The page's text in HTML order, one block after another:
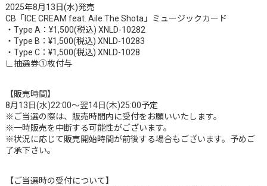
2025年8月13日(水)発売
CB「ICE CREAM feat. Aile The Shota」ミュージックカード
・Type A：¥1,500(税込) XNLD-10282
・Type B：¥1,500(税込) XNLD-10283
・Type C：¥1,500(税込) XNLD-1028
∟抽選券①枚付与
【販売時間】
8月13日(水)22:00～翌14日(木)25:00予定
※ご当選の際は、販売時間内に受付をお願いいたします。
※一時販売を中断する可能性がございます。
※状況に応じて販売開始時間が前後する場合もございます。予めご
了承下さい。
【ご当選時の受付について】